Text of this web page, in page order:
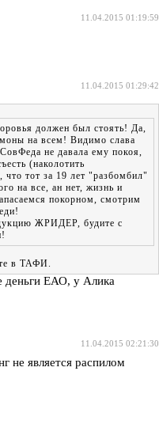
11.04.2015 01:19:59
11.04.2015 01:29:42
должен был стоять! Да,
на всем! Видимо слава
не давала ему покоя,
(наколотить
что тот за 19 лет "разбомбил"
на все, ан нет, жизнь и
покорном, смотрим
ЖРИДЕР, будите с
в ТАФИ.
деньги ЕАО, у Алика
11.04.2015 02:21:30
не является распилом